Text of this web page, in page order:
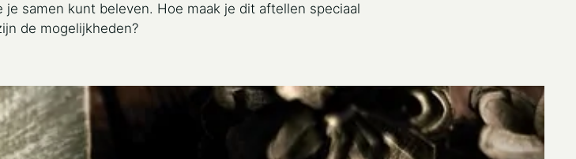
samen kunt beleven. Hoe maak je dit aftellen speciaal
de mogelijkheden?